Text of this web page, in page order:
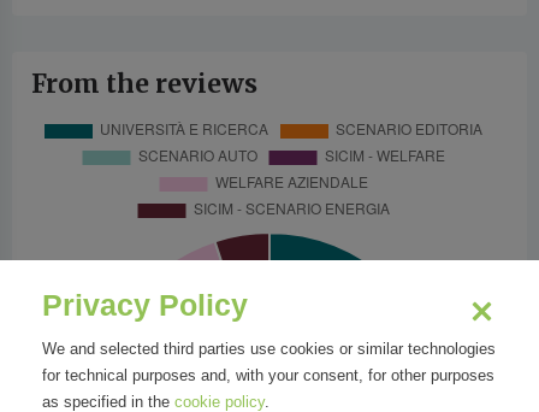
From the reviews
Privacy Policy
We and selected third parties use cookies or similar technologies
for technical purposes and, with your consent, for other purposes
as specified in the cookie policy.